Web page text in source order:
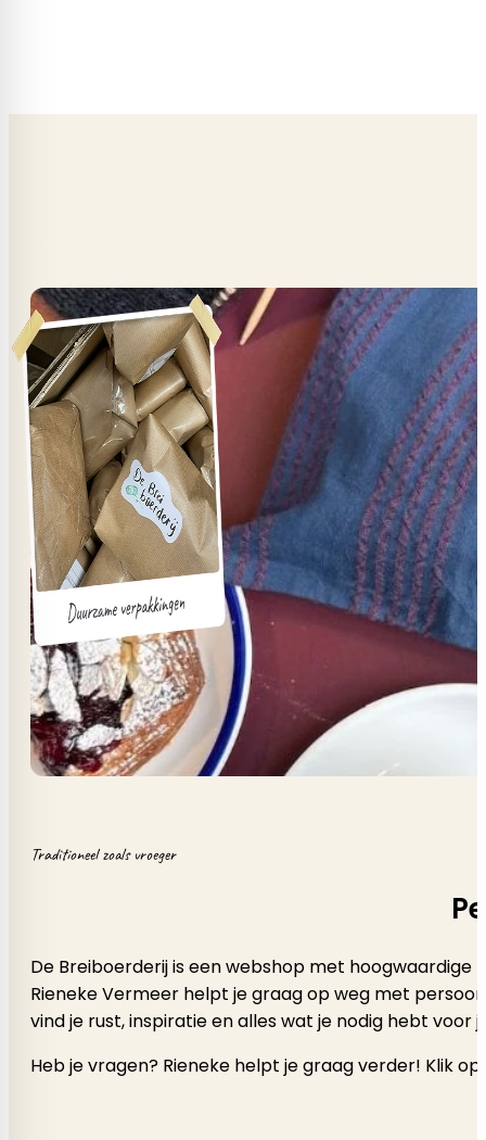
Traditioneel zoals vroeger
De Breiboerderij is een webshop met
Rieneke Vermeer helpt je graag op weg met
vind je rust, inspiratie en alles wat je nodig hebt voor
Heb je vragen? Rieneke helpt je graag verder! Klik